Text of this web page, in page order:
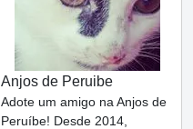
Anjos de Peruibe
Adote um amigo na Anjos de
Peruíbe! Desde 2014,